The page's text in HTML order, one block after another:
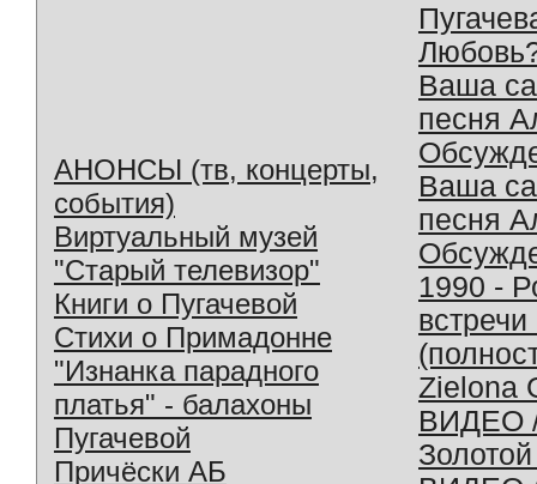
АНОНСЫ (тв, концерты,
события)
Виртуальный музей
"Старый телевизор"
Книги о Пугачевой
Стихи о Примадонне
"Изнанка парадного
платья" - балахоны
Пугачевой
Причёски АБ
Ваша
песня
Ваша
песня
1990 -
Zielona
ВИДЕО